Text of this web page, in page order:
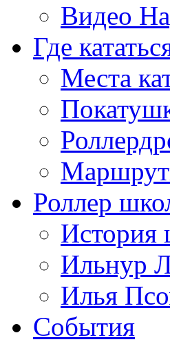
Видео
Где
Места
Роллер
История
Ильнур
Илья
События